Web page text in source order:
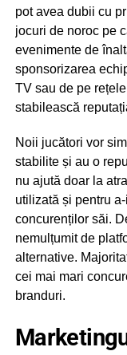
pot avea dubii cu
jocuri de noroc pe
evenimente de
sponsorizarea
TV sau de pe
stabilească
Noii jucători vor
stabilite și au o
nu ajută doar la
utilizată și pentru
concurenților săi.
nemulțumit de
alternative.
cei mai mari
branduri.